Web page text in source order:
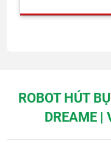
ROBOT HÚT
DREAME |